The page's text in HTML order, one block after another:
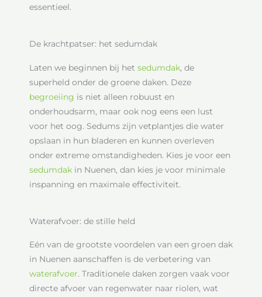
essentieel.
De krachtpatser: het sedumdak
Laten we beginnen bij het sedumdak, de
superheld onder de groene daken. Deze
begroeiing is niet alleen robuust en
onderhoudsarm, maar ook nog eens een lust
voor het oog. Sedums zijn vetplantjes die water
opslaan in hun bladeren en kunnen overleven
onder extreme omstandigheden. Kies je voor een
sedumdak in Nuenen, dan kies je voor minimale
inspanning en maximale effectiviteit.
Waterafvoer: de stille held
Eén van de grootste voordelen van een groen dak
in Nuenen aanschaffen is de verbetering van
waterafvoer. Traditionele daken zorgen vaak voor
directe afvoer van regenwater naar riolen, wat